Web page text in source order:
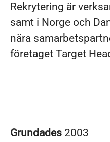
Rekrytering är
samt i Norge och
nära
företaget Target
Grundades 2003